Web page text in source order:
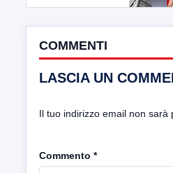
COMMENTI
LASCIA UN
Il tuo indirizzo email non sarà
Commento *